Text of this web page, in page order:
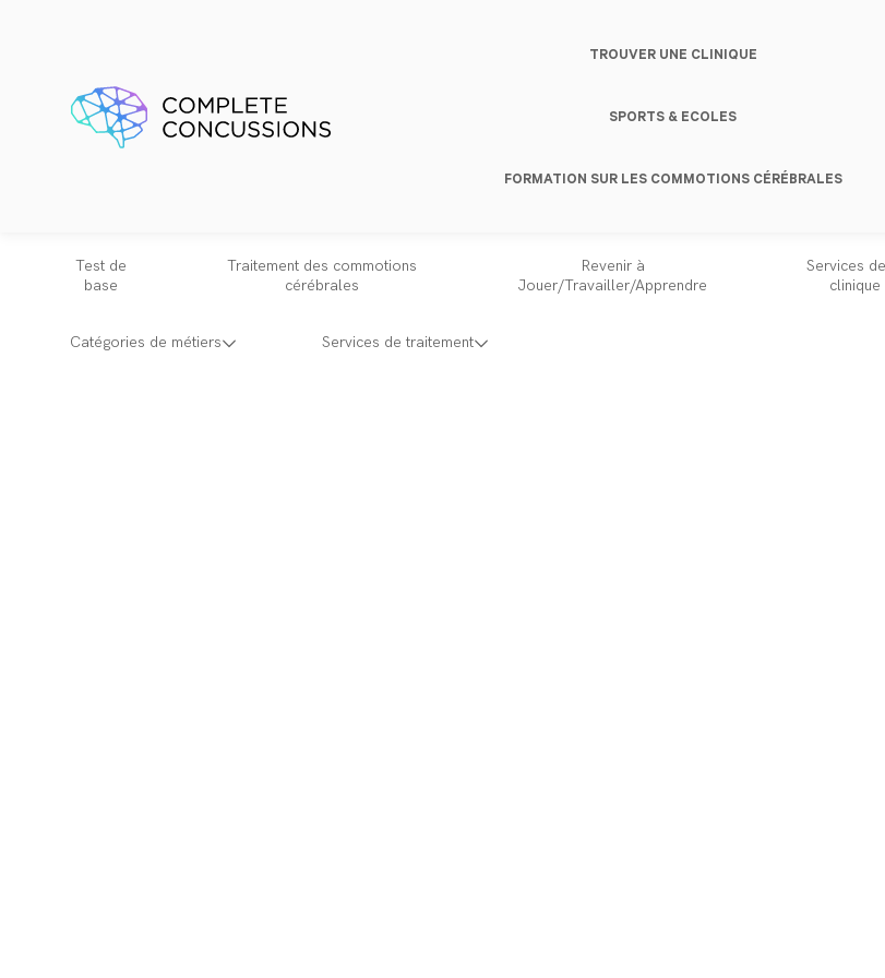
TROUVER UNE CLINIQUE
SPORTS & ECOLES
FORMATION SUR LES COMMOTIONS CÉRÉBRALES
Test de
base
Traitement des commotions
cérébrales
Revenir à
Jouer/Travailler/Apprendre
Services
clinique
Catégories de métiers Services de traitement